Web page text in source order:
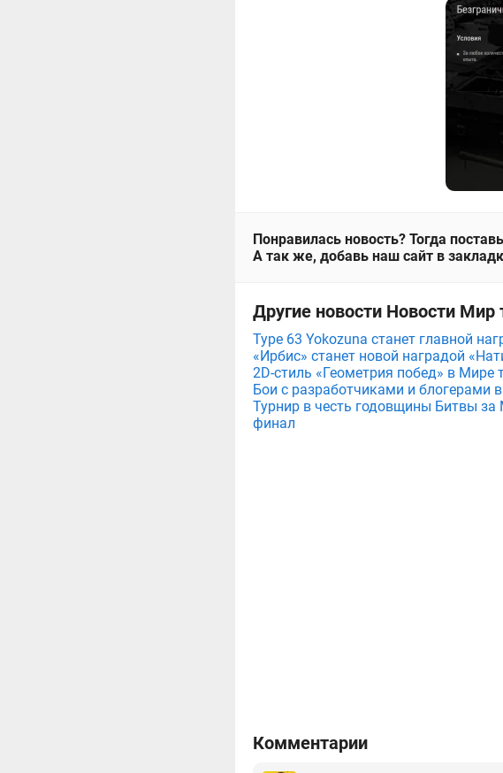
Понравилась новость? Тогда
А так же, добавь наш сайт в
Другие новости Новости Мир
Type 63 Yokozuna станет главной
«Ирбис» станет новой наградой
2D-стиль «Геометрия побед» в Мире
Бои с разработчиками и блогерами
Турнир в честь годовщины Битвы за
финал
Комментарии